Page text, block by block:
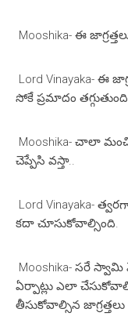
Mooshika- ఈ
Lord Vinayaka- ఈ
సోకే ప్రమాదం
Mooshika- చాలా
చెప్పేసి వస్తా..
Lord Vinayaka-
కదా చూసుకోవాల్సింది.
Mooshika- సరే
ఏర్పాట్లు ఎలా
తీసుకోవాల్సిన జాగ్రత్తలు